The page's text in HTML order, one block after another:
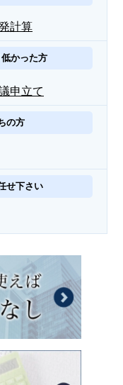
計算
かった方
申立て
の方
せ下さい